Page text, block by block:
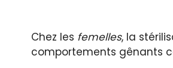
Chez les femelles, la
comportements gênants